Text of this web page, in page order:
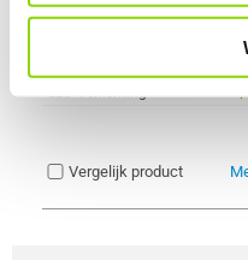
Grootte fan 1
Vergelijk product